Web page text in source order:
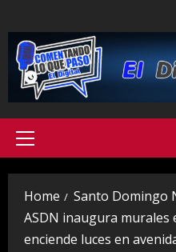
to
content
Primary
Home
Santo Domingo
ASDN inaugura murales
enciende luces en